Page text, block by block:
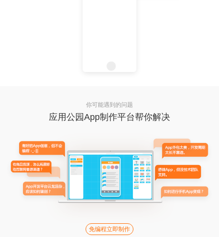
你可能遇到的问题
应用公园App制作平台帮你解决
免编程立即制作